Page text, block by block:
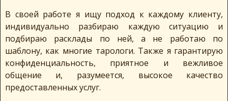
В своей работе я ищу подход к каждому клиенту,
индивидуально разбираю каждую ситуацию и
подбираю расклады по ней, а не работаю по
шаблону, как многие тарологи. Также я гарантирую
конфиденциальность, приятное и вежливое
общение и, разумеется, высокое качество
предоставленных услуг.